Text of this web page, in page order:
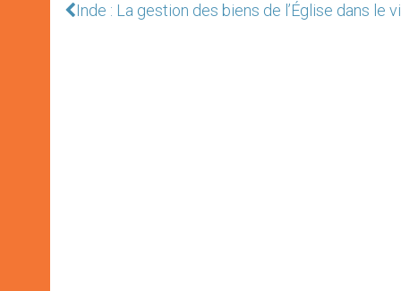
Inde : La gestion des biens de l’Église dans le